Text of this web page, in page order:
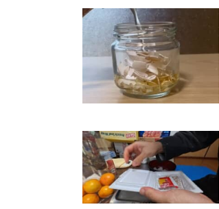
モノづくり技術者専門サイト
ちょっと気になるネットの話題